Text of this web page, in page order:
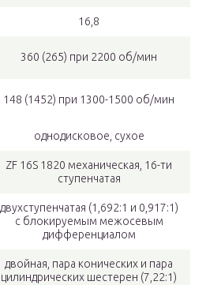
16,8
360 (265) при 2200 об/мин
148 (1452) при 1300-1500 об/мин
однодисковое, сухое
ZF 16S 1820 механическая, 16-ти
ступенчатая
двухступенчатая (1,692:1 и 0,917:1)
с блокируемым межосевым
дифференциалом
двойная, пара конических и пара
цилиндрических шестерен (7,22:1)